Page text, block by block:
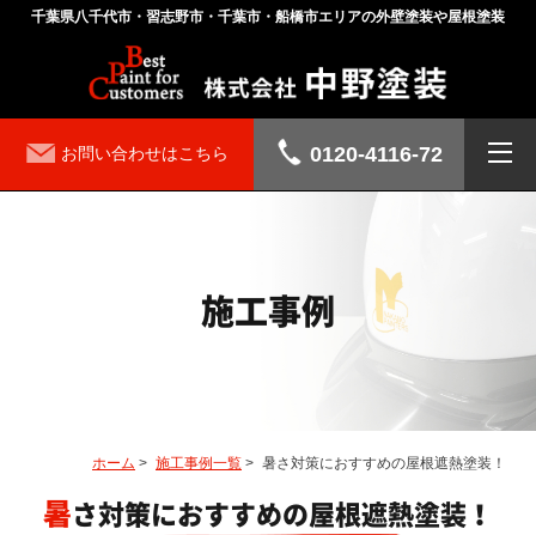
千葉県八千代市・習志野市・千葉市・船橋市エリアの外壁塗装や屋根塗装
お問い合わせはこちら 0120-4116-72
施工事例
ホーム > 施工事例一覧 > 暑さ対策におすすめの屋根遮熱塗装！
暑さ対策におすすめの屋根遮熱塗装！